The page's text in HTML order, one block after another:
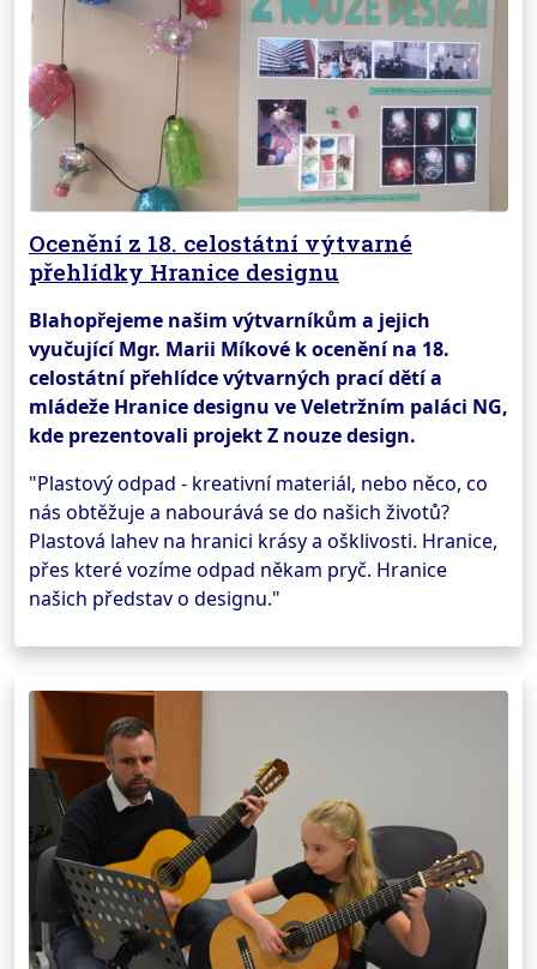
Ocenění z 18. celostátní výtvarné
přehlídky Hranice designu
Blahopřejeme našim výtvarníkům a jejich
vyučující Mgr. Marii Míkové k ocenění na 18.
celostátní přehlídce výtvarných prací dětí a
mládeže Hranice designu ve Veletržním paláci NG,
kde prezentovali projekt Z nouze design.
"Plastový odpad - kreativní materiál, nebo něco, co
nás obtěžuje a nabourává se do našich životů?
Plastová lahev na hranici krásy a ošklivosti. Hranice,
přes které vozíme odpad někam pryč. Hranice
našich představ o designu."